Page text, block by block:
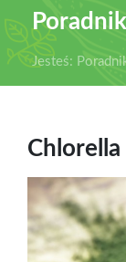
Poradnik
Jesteś:
Chlorella